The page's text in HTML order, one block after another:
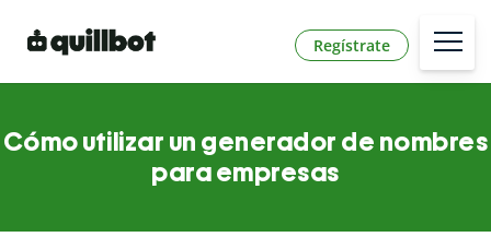
Regístrate
Cómo utilizar un generador de nombres
para empresas